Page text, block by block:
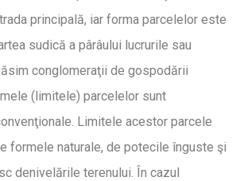
principală, iar forma parcelelor este
sudică a pârâului lucrurile sau
conglomeraţii de gospodării
(limitele) parcelelor sunt
Limitele acestor parcele
formele naturale, de potecile înguste şi
denivelările terenului. În cazul